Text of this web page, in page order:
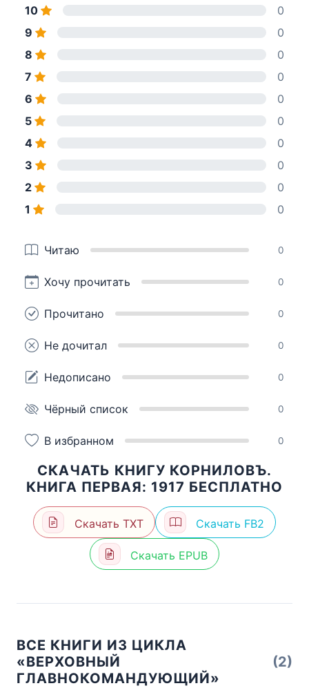
10
0
9
0
8
0
7
0
6
0
5
0
4
0
3
0
2
0
1
0
Читаю 0
Хочу прочитать 0
Прочитано 0
Не дочитал 0
Недописано 0
Чёрный список 0
В избранном 0
СКАЧАТЬ КНИГУ КОРНИЛОВЪ.
КНИГА ПЕРВАЯ: 1917 БЕСПЛАТНО
Скачать TXT Скачать FB2
Скачать EPUB
ВСЕ КНИГИ ИЗ ЦИКЛА
«ВЕРХОВНЫЙ
ГЛАВНОКОМАНДУЮЩИЙ»
(2)